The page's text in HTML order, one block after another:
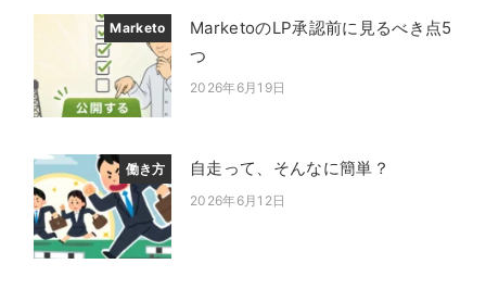
Marketo
MarketoのLP承認前に見るべき点5
つ
投稿日
2026年6月19日
働き方 自走って、そんなに簡単？
投稿日
2026年6月12日